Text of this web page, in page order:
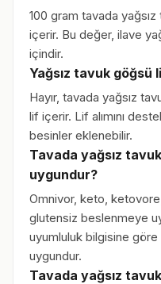
100 gram tavada
içerir. Bu değer, ilave
içindir.
Yağsız tavuk göğsü
Hayır, tavada yağsız
lif içerir. Lif alımını
besinler eklenebilir.
Tavada yağsız
uygundur?
Omnivor, keto,
glutensiz beslenmeye
uyumluluk bilgisine
uygundur.
Tavada yağsız